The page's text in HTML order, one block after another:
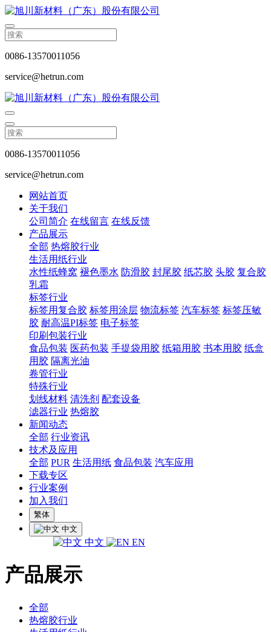
0086-13570011056
service@hetrun.com
0086-13570011056
service@hetrun.com
网站首页
关于我们
公司简介 在线留言 在线反馈
产品展示
全部 热熔胶行业
生活用纸行业
水性纸蜂窝 褪色墨水 防滑胶 封尾胶 纸芯胶 头胶 复合胶
乳霜
标签行业
标签用复合胶 标签用涂层 物流标签 汽车标签 标签压敏
胶 耐高温PI标签 电子标签
印刷包装行业
食品包装 医药包装 手提袋用胶 纸箱用胶 书本用胶 纸盒
用胶 隔离光油
卷管行业
特殊行业
划线材料 清洗剂 配套设备
滤器行业 热熔胶
新闻动态
全部 行业资讯
技术及应用
全部 PUR 生活用纸 食品包装 汽车应用
下载专区
行业案例
加入我们
繁体
中文
中文 EN
产品展示
全部
热熔胶行业